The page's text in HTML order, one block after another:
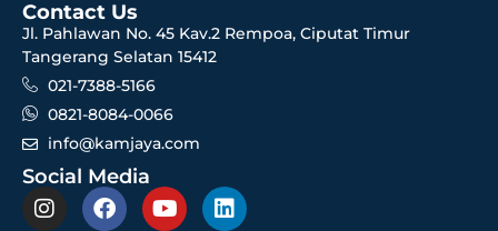
Contact Us
Jl. Pahlawan No. 45 Kav.2 Rempoa, Ciputat Timur
Tangerang Selatan 15412
021-7388-5166
0821-8084-0066
info@kamjaya.com
Social Media